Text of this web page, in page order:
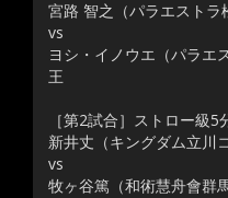
宮路 智之（パラエストラ
vs
ヨシ・イノウエ（パラ
王
［第2試合］ストロー級5
新井丈（キングダム立川
vs
牧ヶ谷篤（和術慧舟會群